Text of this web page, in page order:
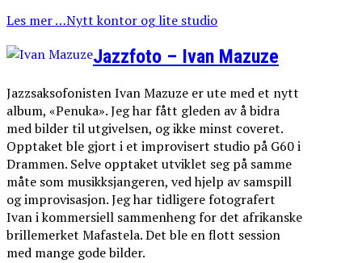
Les mer …Nytt kontor og lite studio
Jazzfoto – Ivan Mazuze
Jazzsaksofonisten Ivan Mazuze er ute med et nytt
album, «Penuka». Jeg har fått gleden av å bidra
med bilder til utgivelsen, og ikke minst coveret.
Opptaket ble gjort i et improvisert studio på G60 i
Drammen. Selve opptaket utviklet seg på samme
måte som musikksjangeren, ved hjelp av samspill
og improvisasjon. Jeg har tidligere fotografert
Ivan i kommersiell sammenheng for det afrikanske
brillemerket Mafastela. Det ble en flott session
med mange gode bilder.